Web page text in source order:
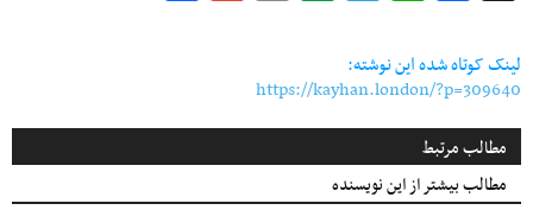
لینک کوتاه شده این نوشته:
https://kayhan.london/?p=309640
مطالب مرتبط
مطالب بیشتر از این نویسنده